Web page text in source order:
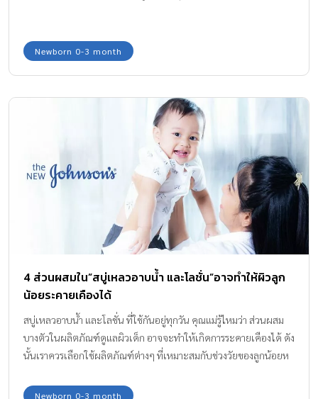
Newborn 0-3 month
4 ส่วนผสมใน”สบู่เหลวอาบน้ำ และโลชั่น”อาจทำให้ผิวลูก
น้อยระคายเคืองได้
สบู่เหลวอาบน้ำ และโลชั่น ที่ใช้กันอยู่ทุกวัน คุณแม่รู้ไหมว่า ส่วนผสม
บางตัวในผลิตภัณฑ์ดูแลผิวเด็ก อาจจะทำให้เกิดการระคายเคืองได้ ดัง
นั้นเราควรเลือกใช้ผลิตภัณฑ์ต่างๆ ที่เหมาะสมกับช่วงวัยของลูกน้อยห
นะคะNewborn 0-3 month